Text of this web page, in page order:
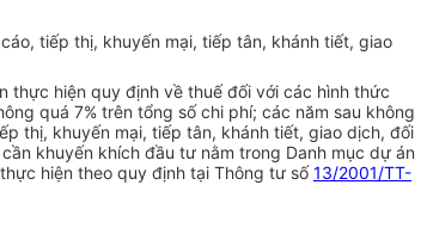
tiếp thị, khuyến mại, tiếp tân, khánh tiết, giao
thực hiện quy định về thuế đối với các hình thức
quá 7% trên tổng số chi phí; các năm sau không
thị, khuyến mại, tiếp tân, khánh tiết, giao dịch, đối
khuyến khích đầu tư nằm trong Danh mục dự án
hiện theo quy định tại Thông tư số13/2001/TT-